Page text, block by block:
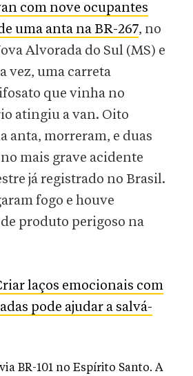
com nove ocupantes
uma anta na BR-267, no
Alvorada do Sul (MS) e
vez, uma carreta
que vinha no
atingiu a van. Oito
anta, morreram, e duas
mais grave acidente
já registrado no Brasil.
fogo e houve
produto perigoso na
laços emocionais com
pode ajudar a salvá-